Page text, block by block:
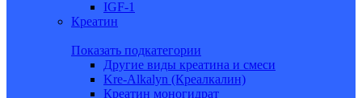
IGF-1
Креатин
Показать подкатегории
Другие виды креатина и смеси
Kre-Alkalyn (Креалкалин)
Креатин моногидрат